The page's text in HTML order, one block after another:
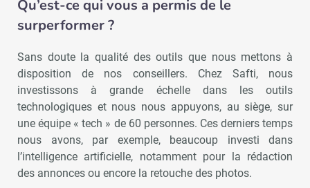
Qu’est-ce qui vous a permis de le
surperformer ?
Sans doute la qualité des outils que nous mettons à
disposition de nos conseillers. Chez Safti, nous
investissons à grande échelle dans les outils
technologiques et nous nous appuyons, au siège, sur
une équipe « tech » de 60 personnes. Ces derniers temps
nous avons, par exemple, beaucoup investi dans
l’intelligence artificielle, notamment pour la rédaction
des annonces ou encore la retouche des photos.